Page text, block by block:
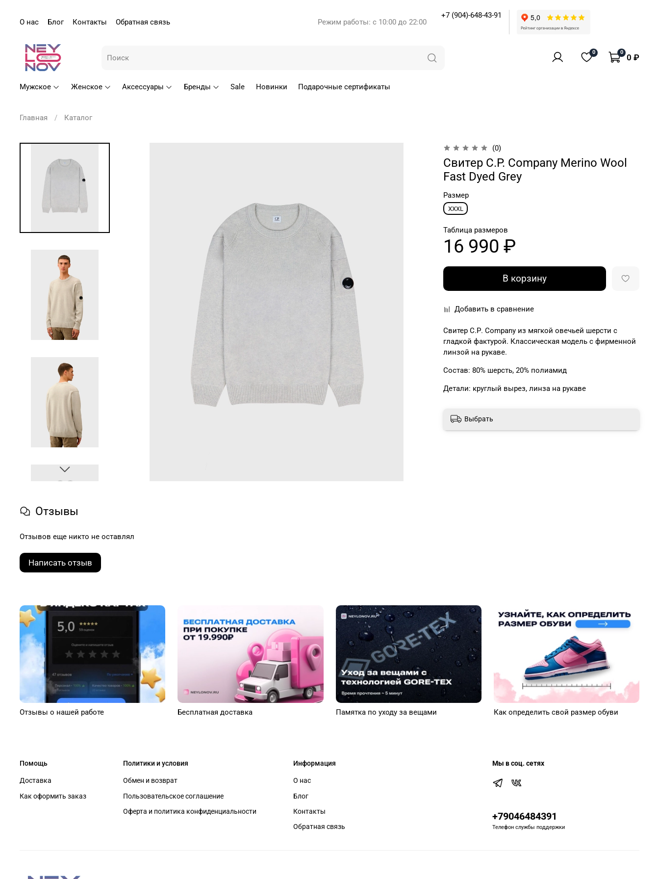
О нас Блог Контакты Обратная связь Режим работы: с 10:00 до 22:00
+7 (904)-648-43-91
0 0
0 ₽
Мужское Женское Аксессуары Бренды Sale Новинки Подарочные сертификаты
Главная Каталог
(0)
Свитер C.P. Company Merino Wool
Fast Dyed Grey
Размер
XXXL
Таблица размеров
16 990 ₽
В корзину
Добавить в сравнение
Свитер С.Р. Соmpany из мягкой овечьей шерсти с
гладкой фактурой. Классическая модель с фирменной
линзой на рукаве.
Состав: 80% шерсть, 20% полиамид
Детали: круглый вырез, линза на рукаве
Выбрать
Отзывы
Отзывов еще никто не оставлял
Написать отзыв
Отзывы о нашей работе Бесплатная доставка Памятка по уходу за вещами Как определить свой размер обуви
Помощь
Доставка
Как оформить заказ
Политики и условия
Обмен и возврат
Пользовательское соглашение
Оферта и политика конфиденциальности
Информация
О нас
Блог
Контакты
Обратная связь
Мы в соц. сетях
+79046484391
Телефон службы поддержки